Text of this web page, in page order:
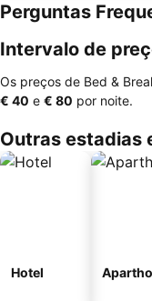
Perguntas
Intervalo de
Os preços de Bed &
‎€ 40 e ‎€ 80 por noite.
Outras estadias
Hotel